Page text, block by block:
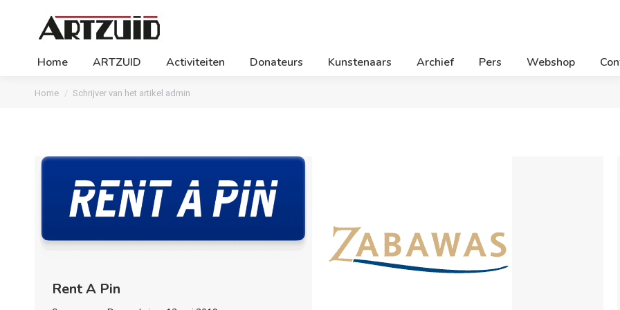
Home ARTZUID Activiteiten Donateurs Kunstenaars Archief Pers Webshop
Je bent hier:
Home Schrijver van het artikel admin
Rent A Pin